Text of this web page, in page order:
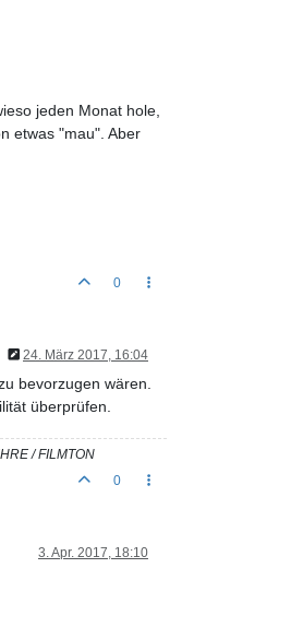
jeden Monat hole,
etwas "mau". Aber
0
24. März 2017, 16:04
bevorzugen wären.
überprüfen.
/ FILMTON
0
3. Apr. 2017, 18:10